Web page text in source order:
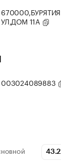
УЛ,ДОМ 11А
003024089883